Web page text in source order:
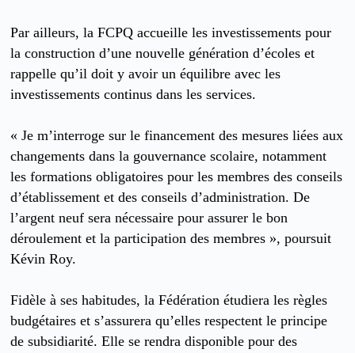
Par ailleurs, la FCPQ accueille les investissements pour
la construction d’une nouvelle génération d’écoles et
rappelle qu’il doit y avoir un équilibre avec les
investissements continus dans les services.
« Je m’interroge sur le financement des mesures liées aux
changements dans la gouvernance scolaire, notamment
les formations obligatoires pour les membres des conseils
d’établissement et des conseils d’administration. De
l’argent neuf sera nécessaire pour assurer le bon
déroulement et la participation des membres », poursuit
Kévin Roy.
Fidèle à ses habitudes, la Fédération étudiera les règles
budgétaires et s’assurera qu’elles respectent le principe
de subsidiarité. Elle se rendra disponible pour des